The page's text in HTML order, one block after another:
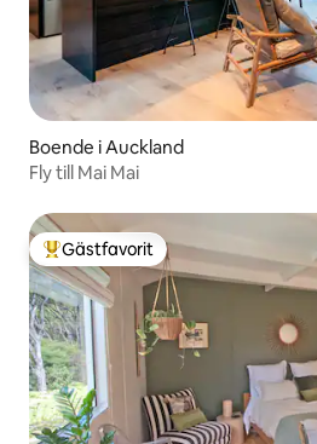
Boende i Auckland
Fly till Mai Mai
Populär gästfavorit
Gästfavorit